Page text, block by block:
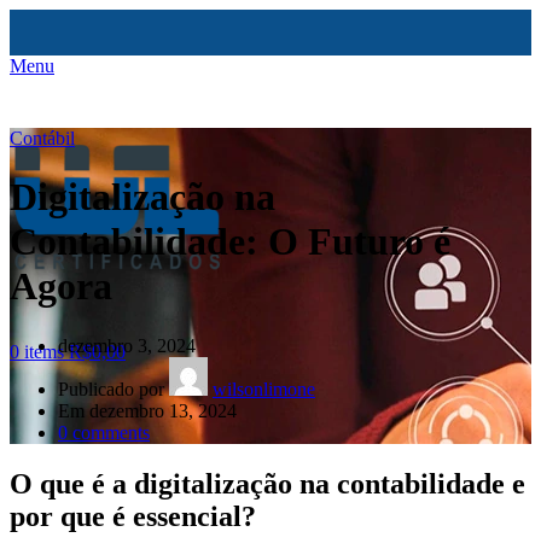
Menu
0 items R$0,00
Contábil
Digitalização na
Contabilidade: O Futuro é
Agora
dezembro 3, 2024
Publicado por
wilsonlimone
Em dezembro 13, 2024
0 comments
O que é a digitalização na contabilidade e
por que é essencial?